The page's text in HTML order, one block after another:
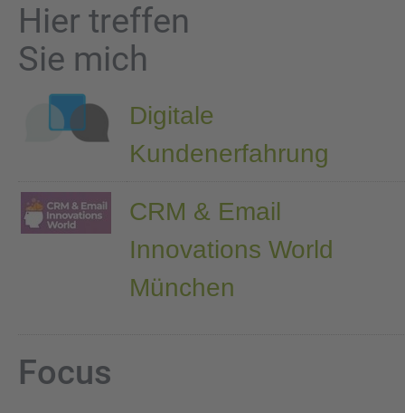
Hier treffen
Sie mich
Digitale
Kundenerfahrung
CRM & Email
Innovations World
München
Focus